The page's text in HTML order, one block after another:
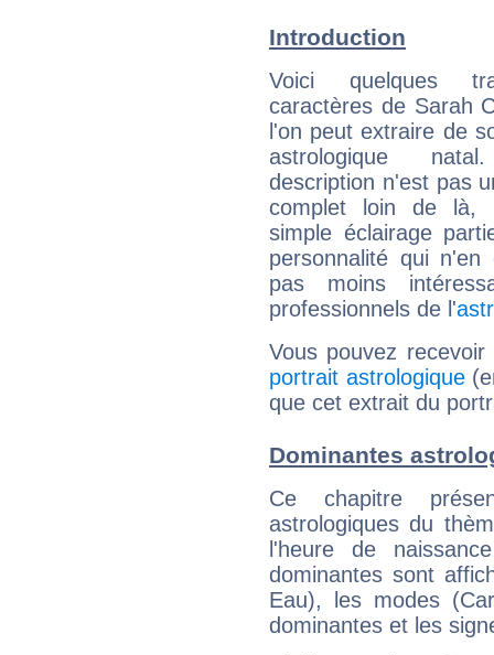
Introduction
Voici quelques
caractères de Sarah
l'on peut extraire de
astrologique
description n'est pas
complet loin de là,
simple éclairage
personnalité qui n'en
pas moins
professionnels de l'
Vous pouvez
portrait astrologique
que cet extrait du
Dominantes
Ce chapitre
astrologiques du
l'heure de
dominantes sont
Eau), les modes
dominantes et les